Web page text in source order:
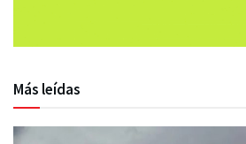
Más leídas